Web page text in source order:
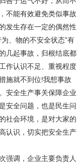
不能有效避免类似事故
发生存在一定的偶然性
、物的不安全状态”有
几起事故，归根结底都
作认识不足、重视程度
施就不到位!我想事故
安全生产事关保障企业
安全问题，也是民生问
社会环境，是对大家的
认识，切实把安全生产
调，企业主要负责人